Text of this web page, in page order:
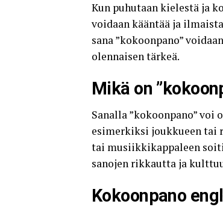
Kun puhutaan kielestä ja
voidaan kääntää ja
sana ”kokoonpano”
olennaisen tärkeä.
Mikä on
Sanalla ”kokoonpano”
esimerkiksi joukkueen tai
tai musiikkikappaleen
sanojen rikkautta ja
Kokoonpano